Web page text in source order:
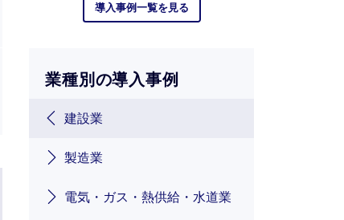
導入事例一覧を見る
業種別の導入事例
建設業
製造業
電気・ガス・熱供給・水道業